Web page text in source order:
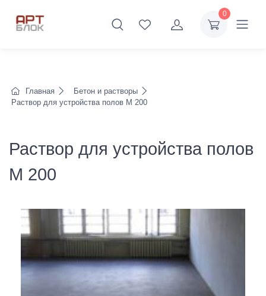
0
Главная
Бетон и растворы
Раствор для устройства полов М 200
Раствор для устройства полов
М 200